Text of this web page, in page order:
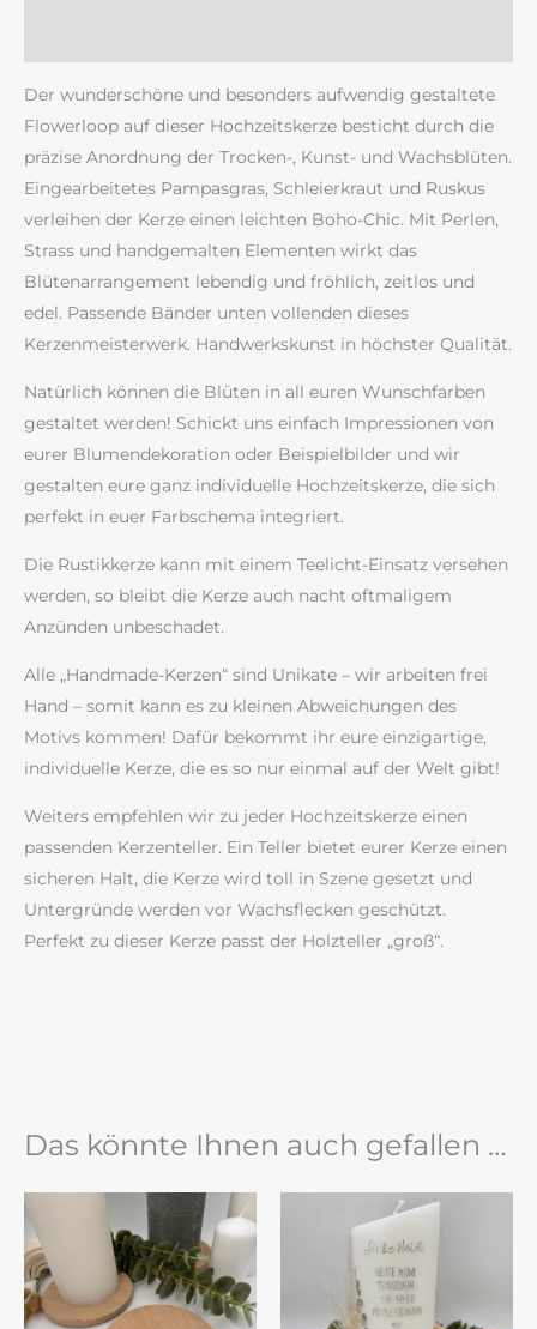
Der wunderschöne und besonders aufwendig gestaltete
Flowerloop auf dieser Hochzeitskerze besticht durch die
präzise Anordnung der Trocken-, Kunst- und Wachsblüten.
Eingearbeitetes Pampasgras, Schleierkraut und Ruskus
verleihen der Kerze einen leichten Boho-Chic. Mit Perlen,
Strass und handgemalten Elementen wirkt das
Blütenarrangement lebendig und fröhlich, zeitlos und
edel. Passende Bänder unten vollenden dieses
Kerzenmeisterwerk. Handwerkskunst in höchster Qualität.
Natürlich können die Blüten in all euren Wunschfarben
gestaltet werden! Schickt uns einfach Impressionen von
eurer Blumendekoration oder Beispielbilder und wir
gestalten eure ganz individuelle Hochzeitskerze, die sich
perfekt in euer Farbschema integriert.
Die Rustikkerze kann mit einem Teelicht-Einsatz versehen
werden, so bleibt die Kerze auch nacht oftmaligem
Anzünden unbeschadet.
Alle „Handmade-Kerzen“ sind Unikate – wir arbeiten frei
Hand – somit kann es zu kleinen Abweichungen des
Motivs kommen! Dafür bekommt ihr eure einzigartige,
individuelle Kerze, die es so nur einmal auf der Welt gibt!
Weiters empfehlen wir zu jeder Hochzeitskerze einen
passenden Kerzenteller. Ein Teller bietet eurer Kerze einen
sicheren Halt, die Kerze wird toll in Szene gesetzt und
Untergründe werden vor Wachsflecken geschützt.
Perfekt zu dieser Kerze passt der Holzteller „groß“.
Das könnte Ihnen auch gefallen …